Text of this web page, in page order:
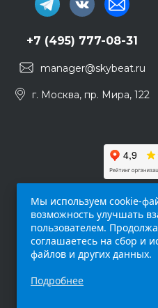
+7 (495) 777-08-31
manager@skybeat.ru
г. Москва, пр. Мира, 122
интернет-сайт (
исключительно
Мы используем cookie-
возможность улучшать
пользователем.
соглашаетесь на сбор и
файлов и других данных.
Подробнее